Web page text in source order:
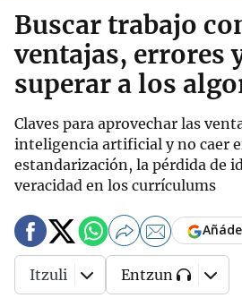
Buscar trabajo
ventajas, errores
superar a los
Claves para aprovechar las
inteligencia artificial y no caer
estandarización, la pérdida de
veracidad en los currículums
Itzuli Entzun